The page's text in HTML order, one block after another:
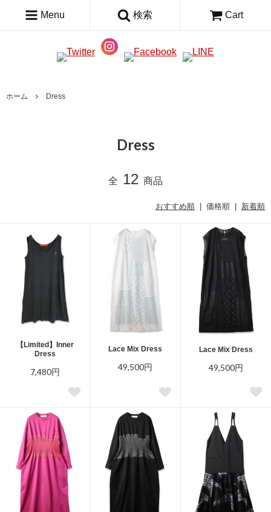
Menu 検索 Cart
ホーム Dress
Dress
全 12 商品
おすすめ順 | 価格順 | 新着順
【Limited】Inner
Dress
7,480円
Lace Mix Dress
49,500円
Lace Mix Dress
49,500円